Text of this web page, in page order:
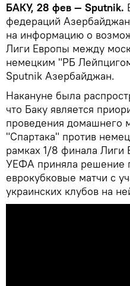
БАКУ, 28 фев — Sputnik.
федераций
на информацию о
Лиги Европы между
немецким "РБ
Sputnik Азербайджан.
Накануне была
что Баку является
проведения домашнего
"Спартака" против
рамках 1/8 финала Лиги
УЕФА приняла решение
еврокубковые матчи с
украинских клубов на